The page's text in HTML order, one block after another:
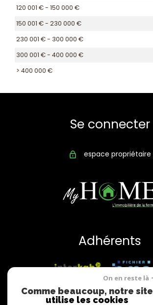
120 001 € - 150 000 €
150 001 € - 230 000 €
230 001 € - 300 000 €
300 001 € - 400 000 €
> 400 000 €
Se connecter
espace propriétaire
Adhérents
On en reste là
Comme beaucoup, notre site
utilise les cookies